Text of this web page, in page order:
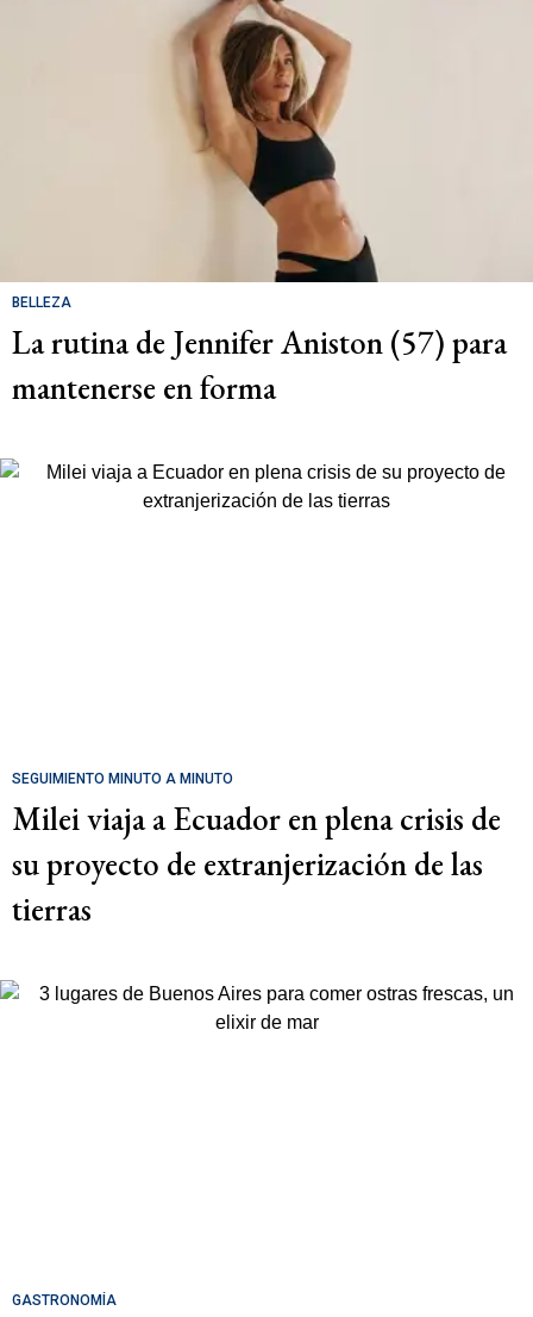
BELLEZA
La rutina de Jennifer Aniston (57) para
mantenerse en forma
SEGUIMIENTO MINUTO A MINUTO
Milei viaja a Ecuador en plena crisis de
su proyecto de extranjerización de las
tierras
GASTRONOMÍA